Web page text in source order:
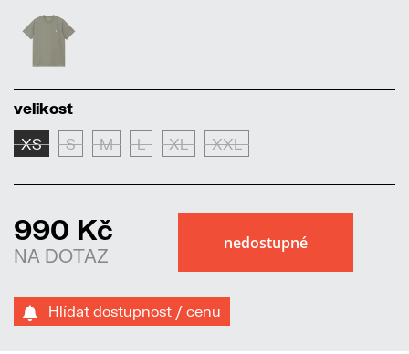
velikost
XS S M L XL XXL
990 Kč
NA DOTAZ
Hlídat dostupnost / cenu